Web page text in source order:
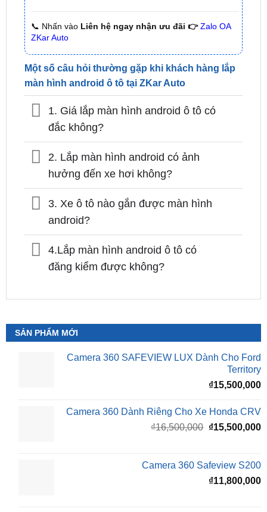
📞 Nhấn vàoLiên hệ ngay nhận ưu đãi 👉 Zalo OA
ZKar Auto
Một số câu hỏi thường gặp khi khách hàng lắp
màn hình android ô tô tại ZKar Auto
1. Giá lắp màn hình android ô tô có
đắc không?
2. Lắp màn hình android có ảnh
hưởng đến xe hơi không?
3. Xe ô tô nào gắn được màn hình
android?
4.Lắp màn hình android ô tô có
đăng kiểm được không?
SẢN PHẨM MỚI
Camera 360 SAFEVIEW LUX Dành Cho Ford
Territory
₫15,500,000
Camera 360 Dành Riêng Cho Xe Honda CRV
₫16,500,000 Giá
₫16,500,000.
₫15,500,000
Camera 360 Safeview S200
₫11,800,000